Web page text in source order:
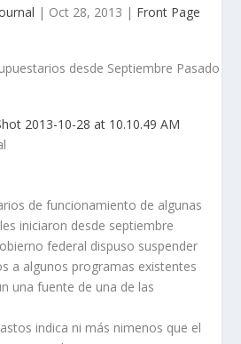
| Oct 28, 2013 | Front Page
de funcionamiento de algunas
iniciaron desde septiembre
federal dispuso suspender
a algunos programas existentes
una fuente de una de las
indica ni más nimenos que el